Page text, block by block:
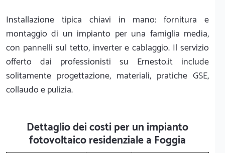
Installazione tipica chiavi in mano: fornitura e
montaggio di un impianto per una famiglia media,
con pannelli sul tetto, inverter e cablaggio. Il servizio
offerto dai professionisti su Ernesto.it include
solitamente progettazione, materiali, pratiche GSE,
collaudo e pulizia.
Dettaglio dei costi per un impianto
fotovoltaico residenziale a Foggia